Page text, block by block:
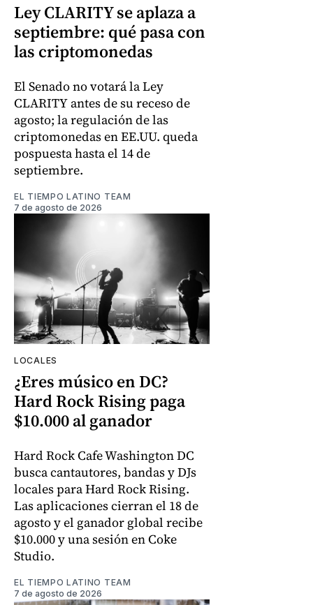
Ley CLARITY se aplaza a
septiembre: qué pasa con
las criptomonedas
El Senado no votará la Ley
CLARITY antes de su receso de
agosto; la regulación de las
criptomonedas en EE.UU. queda
pospuesta hasta el 14 de
septiembre.
EL TIEMPO LATINO TEAM
7 de agosto de 2026
LOCALES
¿Eres músico en DC?
Hard Rock Rising paga
$10.000 al ganador
Hard Rock Cafe Washington DC
busca cantautores, bandas y DJs
locales para Hard Rock Rising.
Las aplicaciones cierran el 18 de
agosto y el ganador global recibe
$10.000 y una sesión en Coke
Studio.
EL TIEMPO LATINO TEAM
7 de agosto de 2026